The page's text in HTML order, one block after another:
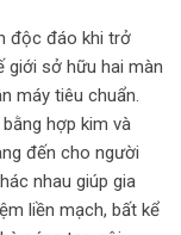
độc đáo khi trở
giới sở hữu hai màn
máy tiêu chuẩn.
hợp kim và
đến cho người
nhau giúp gia
liền mạch, bất kể